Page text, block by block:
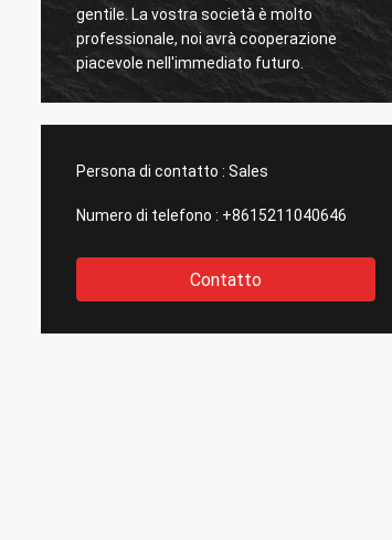
gentile. La vostra società è molto
professionale, noi avrà cooperazione
piacevole nell'immediato futuro.
Persona di contatto : Sales
Numero di telefono : +8615211040646
Contatto